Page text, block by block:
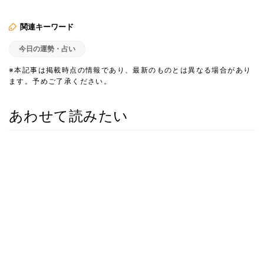
関連キーワード
今日の運勢・占い
※本記事は掲載時点の情報であり、最新のものとは異なる場合があり
ます。予めご了承ください。
あわせて読みたい